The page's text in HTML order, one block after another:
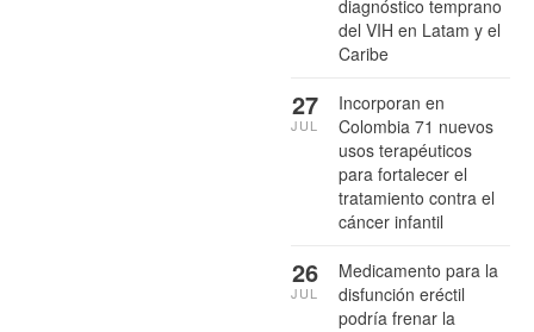
diagnóstico temprano
del VIH en Latam y el
Caribe
Incorporan en
Colombia 71 nuevos
usos terapéuticos
para fortalecer el
tratamiento contra el
cáncer infantil
27
JUL
Medicamento para la
disfunción eréctil
podría frenar la
26
JUL